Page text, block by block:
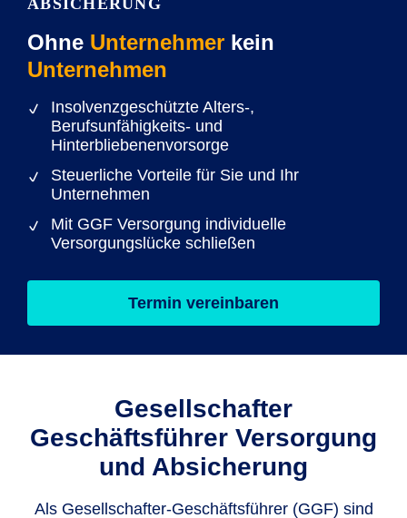
ABSICHERUNG
Ohne Unternehmer kein
Unternehmen
Insolvenzgeschützte Alters-,
Berufsunfähigkeits- und
Hinterbliebenenvorsorge
Steuerliche Vorteile für Sie und Ihr
Unternehmen
Mit GGF Versorgung individuelle
Versorgungslücke schließen
Termin vereinbaren
Gesellschafter
Geschäftsführer Versorgung
und Absicherung
Als Gesellschafter-Geschäftsführer (GGF) sind